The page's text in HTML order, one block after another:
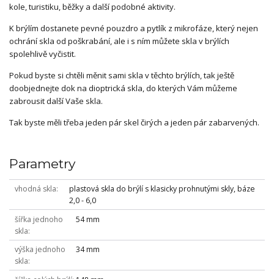
kole, turistiku, běžky a další podobné aktivity.
K brýlím dostanete pevné pouzdro a pytlík z mikrofáze, který nejen
ochrání skla od poškrabání, ale i s ním můžete skla v brýlích
spolehlivě vyčistit.
Pokud byste si chtěli měnit sami skla v těchto brýlích, tak ještě
doobjednejte dok na dioptrická skla, do kterých Vám můžeme
zabrousit další Vaše skla.
Tak byste měli třeba jeden pár skel čirých a jeden pár zabarvených.
Parametry
vhodná skla
plastová skla do brýlí s klasicky prohnutými skly, báze
2,0 - 6,0
šířka jednoho
skla
54 mm
výška jednoho
skla
34 mm